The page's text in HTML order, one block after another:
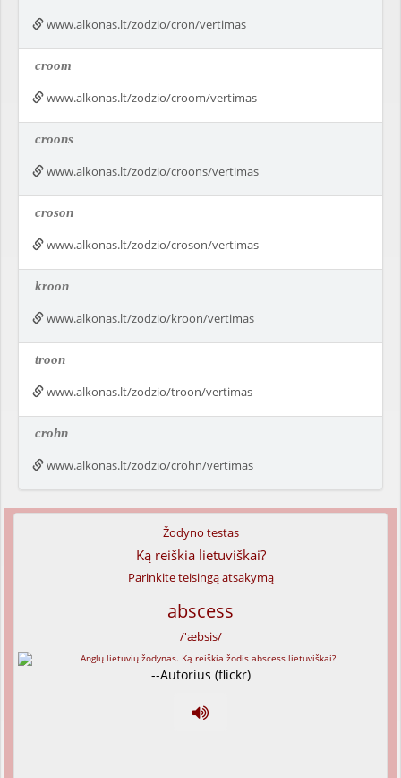
www.alkonas.lt/zodzio/cron/vertimas
croom
www.alkonas.lt/zodzio/croom/vertimas
croons
www.alkonas.lt/zodzio/croons/vertimas
croson
www.alkonas.lt/zodzio/croson/vertimas
kroon
www.alkonas.lt/zodzio/kroon/vertimas
troon
www.alkonas.lt/zodzio/troon/vertimas
crohn
www.alkonas.lt/zodzio/crohn/vertimas
Žodyno testas
Ką reiškia lietuviškai?
Parinkite teisingą atsakymą
abscess
/'æbsis/
--Autorius (flickr)